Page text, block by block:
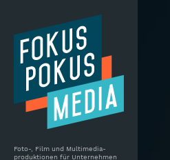
Foto-, Film und Multimedia-
produktionen für Unternehmen